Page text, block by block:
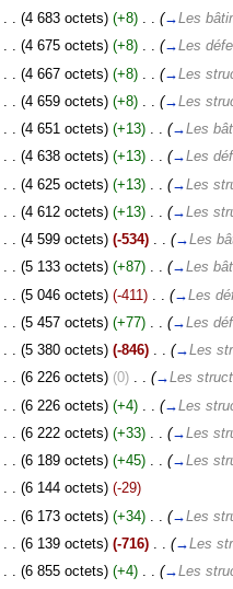
. . (4 683 octets) (+8)‎ . . (→Les
. . (4 675 octets) (+8)‎ . . (→Les
(4 667 octets) (+8)‎ (→Les
(4 659 octets) (+8)‎ (→Les
. . (4 651 octets) (+13)‎ . . (→Les
. . (4 638 octets) (+13)‎ . . (→Les
(4 625 octets) (+13)‎ (→Les
. . (4 612 octets) (+13)‎ . . (→Les
. . (4 599 octets) (-534)‎ . . (→Les
. . (5 133 octets) (+87)‎ . . (→Les
(5 046 octets) (-411)‎ (→Les
. . (5 457 octets) (+77)‎ . . (→Les
. . (5 380 octets) (-846)‎ . . (→Les
. . (6 226 octets) (0)‎ . . (→Les
(6 226 octets) (+4)‎ (→Les
. . (6 222 octets) (+33)‎ . . (→Les
. . (6 189 octets) (+45)‎ . . (→Les
. . (6 144 octets) (-29)
(6 173 octets) (+34)‎ (→Les
. . (6 139 octets) (-716)‎ . . (→Les
. . (6 855 octets) (+4)‎ . . (→Les